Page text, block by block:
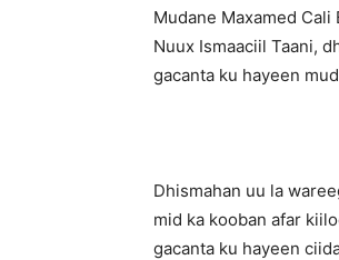
Mudane Maxamed Cali
Nuux Ismaaciil Taani,
gacanta ku hayeen
Dhismahan uu la
mid ka kooban afar
gacanta ku hayeen